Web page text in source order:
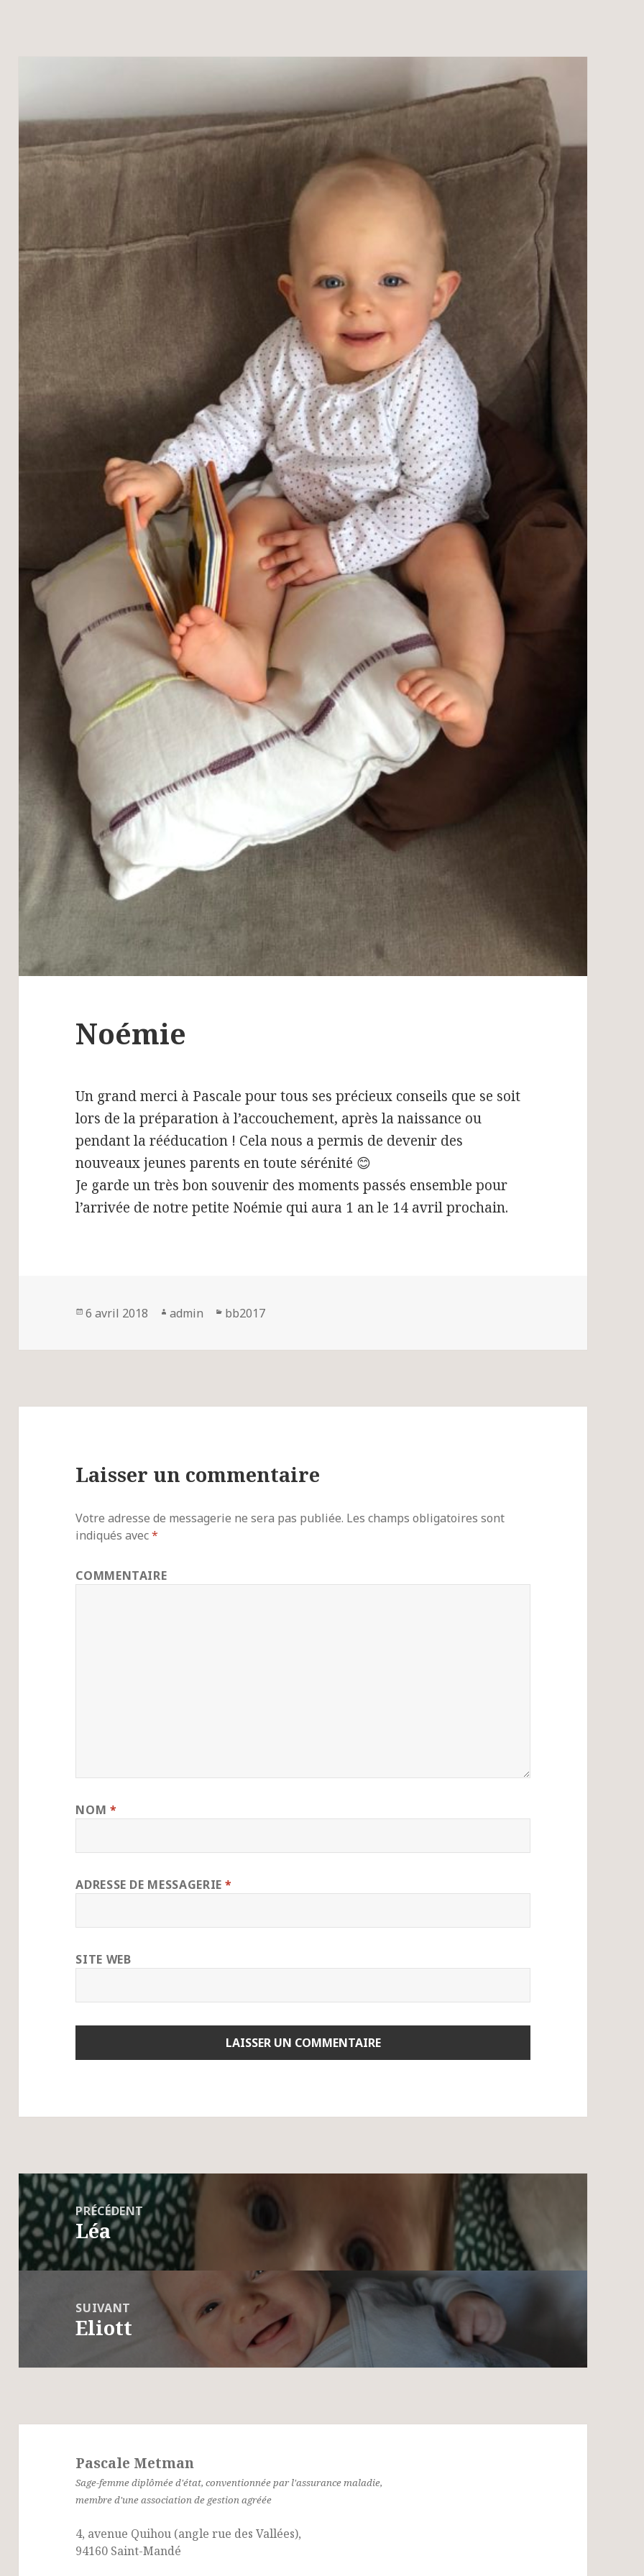
Noémie
Un grand merci à Pascale pour tous ses précieux conseils que se soit
lors de la préparation à l’accouchement, après la naissance ou
pendant la rééducation ! Cela nous a permis de devenir des
nouveaux jeunes parents en toute sérénité 😊
Je garde un très bon souvenir des moments passés ensemble pour
l’arrivée de notre petite Noémie qui aura 1 an le 14 avril prochain.
Publié
6 avril 2018 Auteur
admin Catégories
bb2017
Laisser un commentaire
Votre adresse de messagerie ne sera pas publiée. Les champs obligatoires sont
indiqués avec*
COMMENTAIRE
NOM *
ADRESSE DE MESSAGERIE*
SITE WEB
Navigation
de
l’article
PRÉCÉDENT
Article
précédent :
Léa
SUIVANT
Article
Eliott
Pascale Metman
Sage-femme diplômée d'état, conventionnée par l'assurance maladie,
membre d'une association de gestion agréée
4, avenue Quihou (angle rue des Vallées),
94160 Saint-Mandé